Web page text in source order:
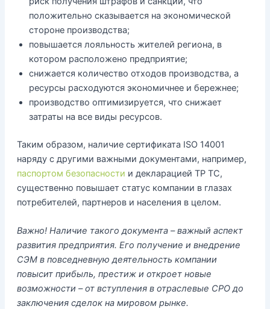
положительно сказывается на экономической
стороне производства;
повышается лояльность жителей региона, в
котором расположено предприятие;
снижается количество отходов производства, а
ресурсы расходуются экономичнее и бережнее;
производство оптимизируется, что снижает
затраты на все виды ресурсов.
Таким образом, наличие сертификата ISO 14001
наряду с другими важными документами, например,
паспортом безопасности и декларацией ТР ТС,
существенно повышает статус компании в глазах
потребителей, партнеров и населения в целом.
Важно! Наличие такого документа – важный аспект
развития предприятия. Его получение и внедрение
СЭМ в повседневную деятельность компании
повысит прибыль, престиж и откроет новые
возможности – от вступления в отраслевые СРО до
заключения сделок на мировом рынке.